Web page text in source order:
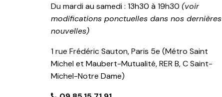
Du mardi au samedi : 13h30 à 19h30 (voir
modifications ponctuelles dans nos dernières
nouvelles)
1 rue Frédéric Sauton, Paris 5e (Métro Saint
Michel et Maubert-Mutualité, RER B, C Saint-
Michel-Notre Dame)